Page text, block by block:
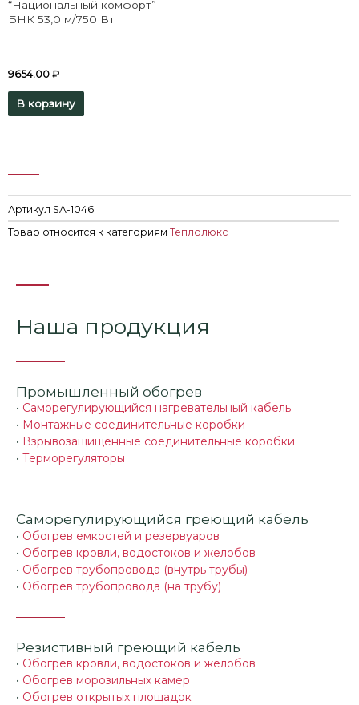
“Национальный комфорт”
БНК 53,0 м/750 Вт
9654.00 ₽
В корзину
Артикул SA-1046
Товар относится к категориям Теплолюкс
Наша продукция
Промышленный обогрев
• Саморегулирующийся нагревательный кабель
• Монтажные соединительные коробки
• Взрывозащищенные соединительные коробки
• Терморегуляторы
Саморегулирующийся греющий кабель
• Обогрев емкостей и резервуаров
• Обогрев кровли, водостоков и желобов
• Обогрев трубопровода (внутрь трубы)
• Обогрев трубопровода (на трубу)
Резистивный греющий кабель
• Обогрев кровли, водостоков и желобов
• Обогрев морозильных камер
• Обогрев открытых площадок